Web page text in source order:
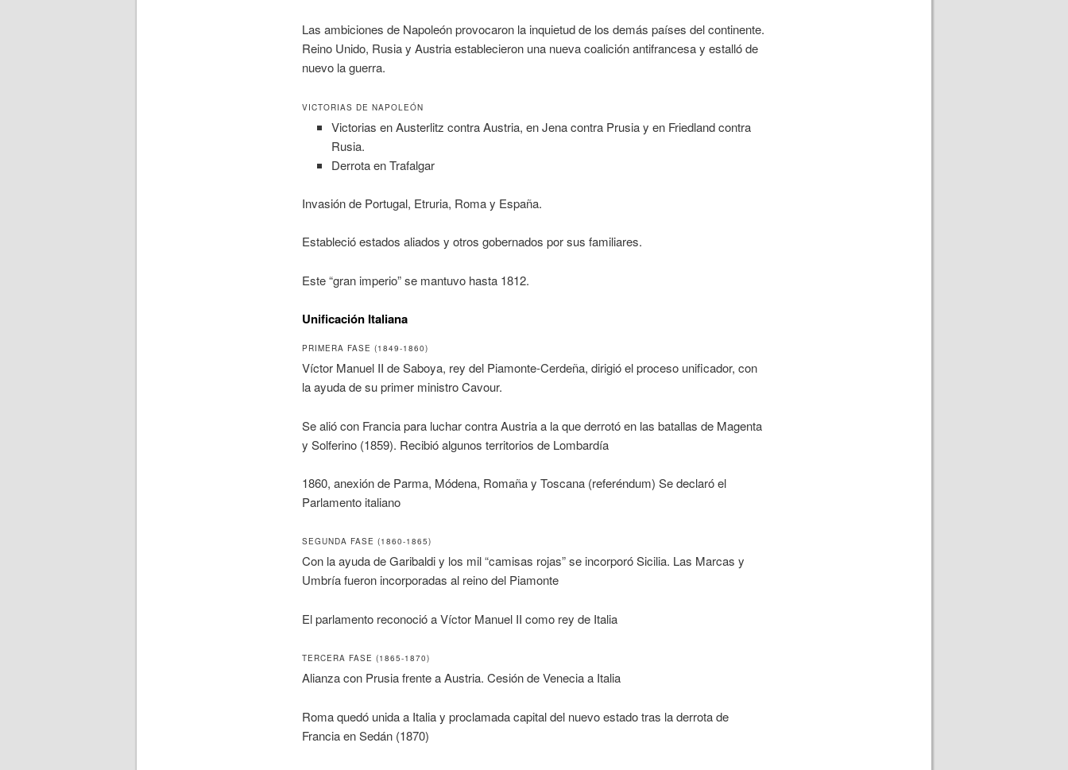
Las ambiciones de Napoleón provocaron la inquietud de los demás países del continente.
Reino Unido, Rusia y Austria establecieron una nueva coalición antifrancesa y estalló de
nuevo la guerra.
VICTORIAS DE NAPOLEÓN
Victorias en Austerlitz contra Austria, en Jena contra Prusia y en Friedland contra
Rusia.
Derrota en Trafalgar
Invasión de Portugal, Etruria, Roma y España.
Estableció estados aliados y otros gobernados por sus familiares.
Este “gran imperio” se mantuvo hasta 1812.
Unificación Italiana
PRIMERA FASE (1849-1860)
Víctor Manuel II de Saboya, rey del Piamonte-Cerdeña, dirigió el proceso unificador, con
la ayuda de su primer ministro Cavour.
Se alió con Francia para luchar contra Austria a la que derrotó en las batallas de Magenta
y Solferino (1859). Recibió algunos territorios de Lombardía
1860, anexión de Parma, Módena, Romaña y Toscana (referéndum) Se declaró el
Parlamento italiano
SEGUNDA FASE (1860-1865)
Con la ayuda de Garibaldi y los mil “camisas rojas” se incorporó Sicilia. Las Marcas y
Umbría fueron incorporadas al reino del Piamonte
El parlamento reconoció a Víctor Manuel II como rey de Italia
TERCERA FASE (1865-1870)
Alianza con Prusia frente a Austria. Cesión de Venecia a Italia
Roma quedó unida a Italia y proclamada capital del nuevo estado tras la derrota de
Francia en Sedán (1870)